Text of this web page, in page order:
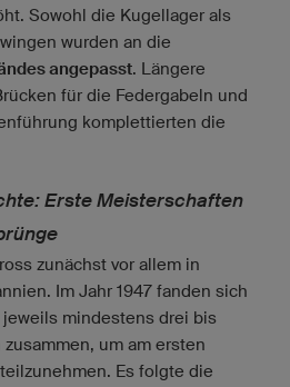
Sowohl die Kugellager als
wurden an die
angepasst. Längere
für die Federgabeln und
komplettierten die
Erste Meisterschaften
zunächst vor allem in
Im Jahr 1947 fanden sich
mindestens drei bis
um am ersten
Es folgte die